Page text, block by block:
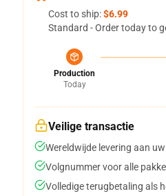
Cost to ship:$6.99
Standard - Order today to
Production
Today
Veilige transactie
Wereldwijde levering aan
Volgnummer voor alle
Volledige terugbetaling als